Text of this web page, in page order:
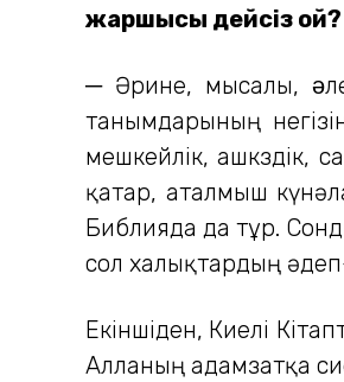
жаршысы дейсіз ғой?
─ Әрине, мысалы,
танымдарының
мешкейлік, ашкөздік,
қатар, аталмыш
Библияда да тұр.
сол халықтардың
Екіншіден, Киелі
Алланың адамзатқа